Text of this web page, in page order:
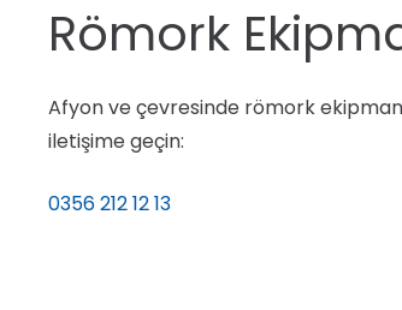
Römork
Afyon ve çevresinde römork
iletişime geçin:
0356 212 12 13